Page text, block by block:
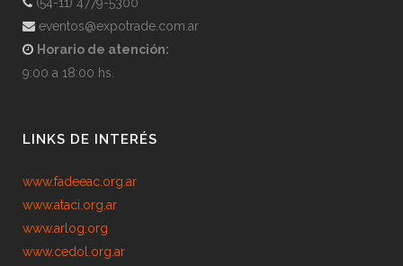
eventos@expotrade.com.ar
Horario de atención:
9:00 a 18:00 hs.
LINKS DE INTERÉS
www.fadeeac.org.ar
www.ataci.org.ar
www.arlog.org
www.cedol.org.ar